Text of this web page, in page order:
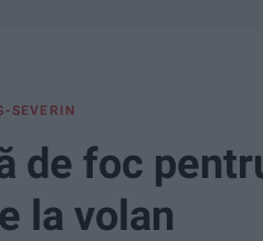
SEVERIN
de foc
la volan